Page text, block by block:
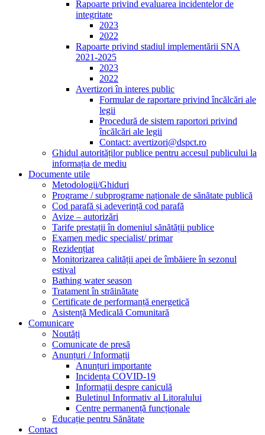
Rapoarte privind evaluarea incidentelor de
integritate
2023
2022
Rapoarte privind stadiul implementării SNA
2021-2025
2023
2022
Avertizori în interes public
Formular de raportare privind încălcări ale
legii
Procedură de sistem raportori privind
încălcări ale legii
Contact: avertizori@dspct.ro
Ghidul autorităților publice pentru accesul publicului la
informația de mediu
Documente utile
Metodologii/Ghiduri
Programe / subprograme naționale de sănătate publică
Cod parafă și adeverință cod parafă
Avize – autorizări
Tarife prestații în domeniul sănătății publice
Examen medic specialist/ primar
Rezidențiat
Monitorizarea calității apei de îmbăiere în sezonul
estival
Bathing water season
Tratament în străinătate
Certificate de performanță energetică
Asistență Medicală Comunitară
Comunicare
Noutăți
Comunicate de presă
Anunțuri / Informații
Anunțuri importante
Incidența COVID-19
Informații despre caniculă
Buletinul Informativ al Litoralului
Centre permanență funcționale
Educație pentru Sănătate
Contact